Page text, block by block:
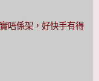
唔係架，好快手有得